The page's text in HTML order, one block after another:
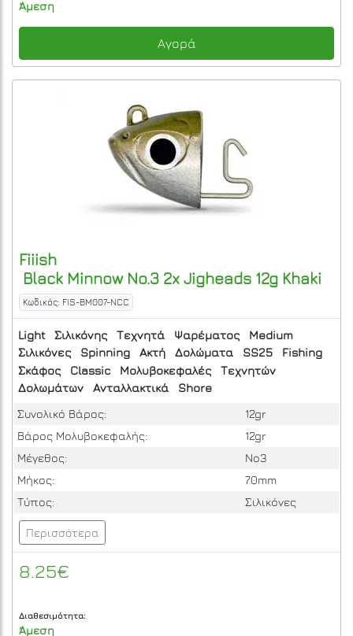
Άμεση
Αγορά
Fiiish
Black Minnow No.3 2x Jigheads 12g Khaki
Κωδικός: FIS-BM007-NCC
Light Σιλικόνης Τεχνητά Ψαρέματος
Medium
Σιλικόνες
Spinning Ακτή Δολώματα SS25
Fishing
Σκάφος
Classic Μολυβοκεφαλές
Τεχνητών
Δολωμάτων
Ανταλλακτικά
Shore
Συνολικό Βάρος:
12gr
Βάρος Μολυβοκεφαλής:
12gr
Μέγεθος:
No3
Μήκος:
70mm
Τύπος:
Σιλικόνες
Περισσότερα
8.25€
Διαθεσιμότητα:
Άμεση